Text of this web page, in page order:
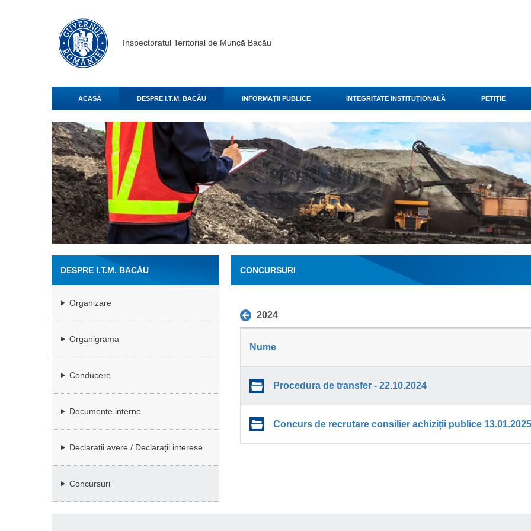
Inspectoratul Teritorial de Muncă Bacău
ACASĂ DESPRE I.T.M. BACĂU INFORMAŢII PUBLICE INTEGRITATE INSTITUŢIONALĂ PETIŢIE
DESPRE I.T.M. BACĂU
Organizare
Organigrama
Conducere
Documente interne
Declarații avere / Declarații interese
Concursuri
CONCURSURI
2024
Nume
Procedura de transfer - 22.10.2024
Concurs de recrutare consilier achiziții publice 13.01.2025